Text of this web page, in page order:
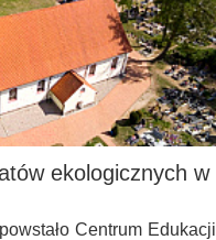
ekologicznych w
Centrum Edukacji